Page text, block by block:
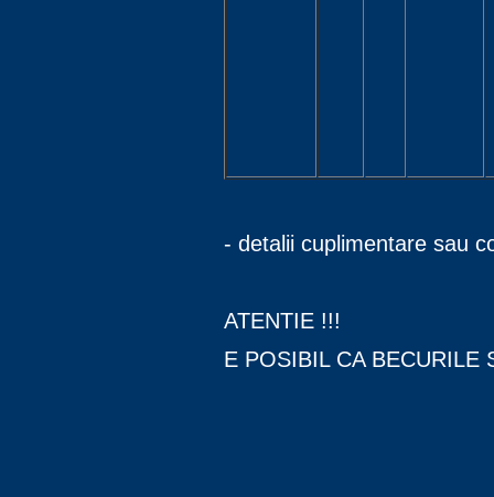
- detalii cuplimentare sau
ATENTIE !!!
E POSIBIL CA BECURILE